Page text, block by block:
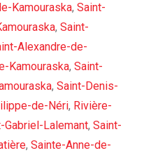
Kamouraska, Saint-
, Saint-
Alexandre-de-
Kamouraska, Saint-
, Saint-Denis-
de-Néri, Rivière-
Gabriel-Lalemant, Saint-
, Sainte-Anne-de-